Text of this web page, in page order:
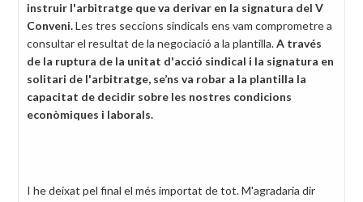
instruir l'arbitratge que va derivar en la signatura del V
Conveni.Les tres seccions sindicals ens vam comprometre a
consultar el resultat de la negociació a la plantilla.A través
de la ruptura de la unitat d'acció sindical i la signatura en
solitari de l'arbitratge, se’ns va robar a la plantilla la
capacitat de decidir sobre les nostres condicions
econòmiques i laborals.
I he deixat pel final el més importat de tot. M'agradaria dir